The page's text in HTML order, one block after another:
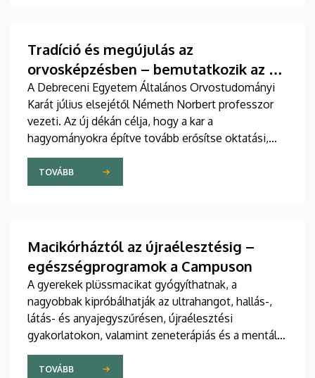
szerzője a Debreceni Egyetem egyetemi tanára.
Tradíció és megújulás az
orvosképzésben – bemutatkozik az új
ÁOK-dékán
A Debreceni Egyetem Általános Orvostudományi
Karát július elsejétől Németh Norbert professzor
vezeti. Az új dékán célja, hogy a kar a
hagyományokra építve tovább erősítse oktatási,
kutatási és nemzetközi pozícióját. Kiemelt
feladatként jelölte meg az orvosképzés további
folyamatos fejlesztését, különös tekintettel a
TOVÁBB
Macikórháztól az újraélesztésig –
egészségprogramok a Campuson
A gyerekek plüssmacikat gyógyíthatnak, a
nagyobbak kipróbálhatják az ultrahangot, hallás-,
látás- és anyajegyszűrésen, újraélesztési
gyakorlatokon, valamint zeneterápiás és a mentális
egészséget támogató prevenciós foglalkozásokon
is részt vehetnek a július 22-én kezdődő Campus
TOVÁBB